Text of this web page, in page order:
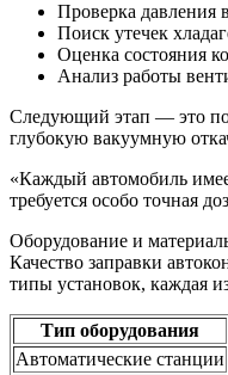
Проверка давления
Поиск утечек
Оценка состояния
Анализ работы
Следующий этап — это
глубокую вакуумную
«Каждый автомобиль
требуется особо точная
Оборудование и
Качество заправки
типы установок, каждая
Тип оборудования
Автоматические станции